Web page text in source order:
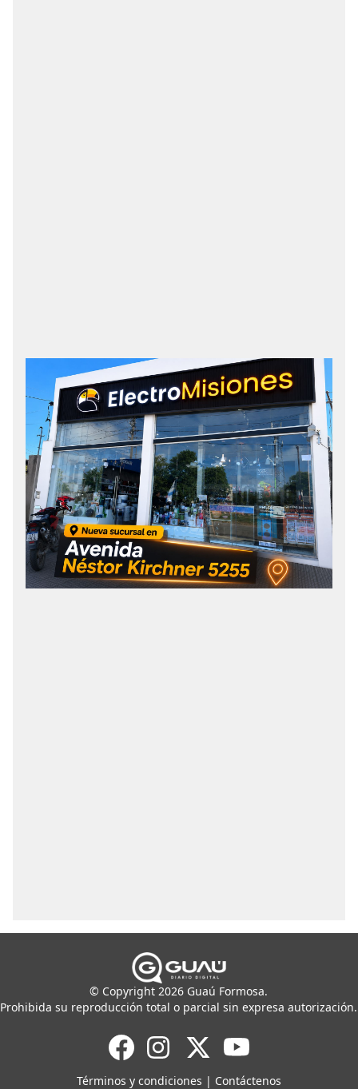
© Copyright 2026 Guaú Formosa.
Prohibida su reproducción total o parcial sin expresa autorización.
Términos y condiciones | Contáctenos